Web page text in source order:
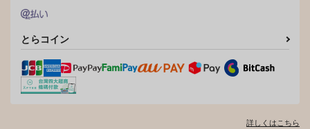
とらコイン
詳しくはこちら